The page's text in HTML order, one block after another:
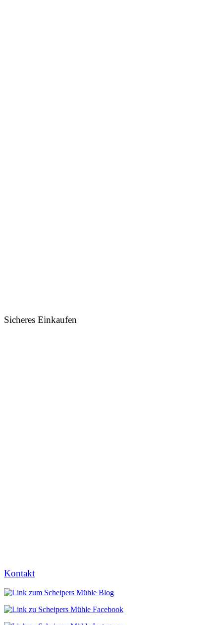
Sicheres Einkaufen
Kontakt